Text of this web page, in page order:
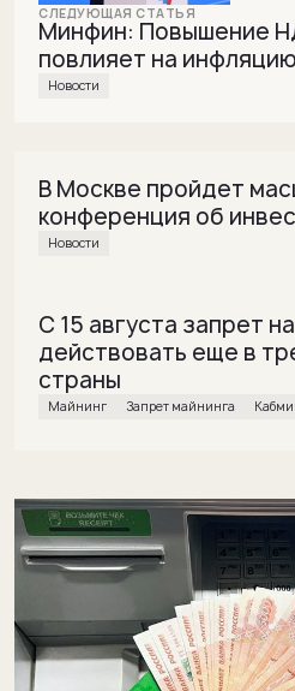
Минфин: Повышение
повлияет на инфляцию
Новости
В Москве пройдет
конференция об
Новости
С 15 августа запрет
действовать еще в
страны
майнинг Запрет майнинга